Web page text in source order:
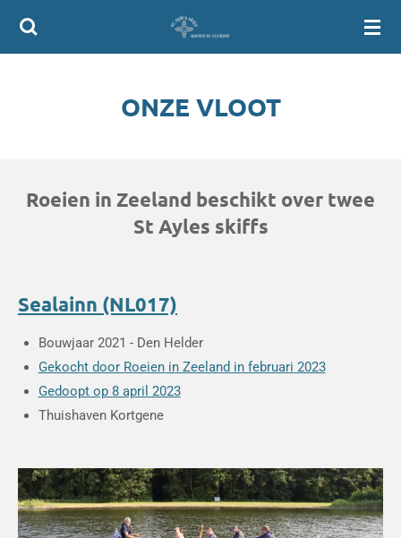
Ga
ONZE VLOOT
Roeien in Zeeland beschikt over twee
St Ayles skiffs
Sealainn (NL017)
Bouwjaar 2021 - Den Helder
Gekocht door Roeien in Zeeland in februari 2023
Gedoopt op 8 april 2023
Thuishaven Kortgene